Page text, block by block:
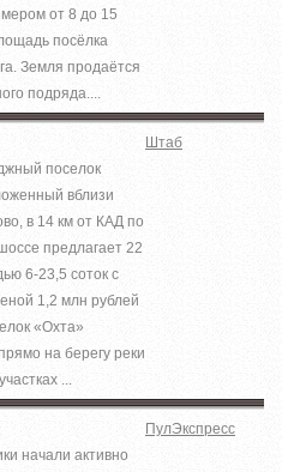
от 8 до 15
посёлка
Земля продаётся
подряда....
поселок
вблизи
в 14 км от КАД по
предлагает 22
6-23,5 соток с
1,2 млн рублей
«Охта»
на берегу реки
...
Штаб
начали активно
ПулЭкспресс